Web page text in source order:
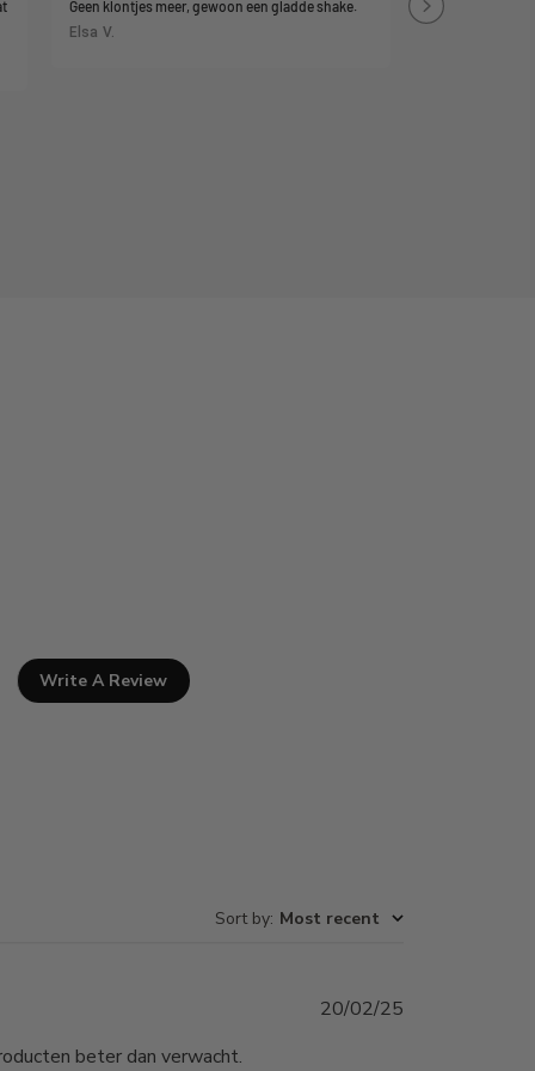
Geen klontjes meer, gewoon een gladde shake.
Elsa V.
spoelen met
Write A Review
Sort by: Most recent
beter dan verwacht.
Published
20/02/25